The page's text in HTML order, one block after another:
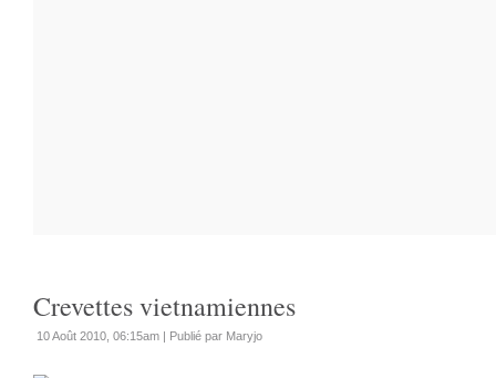
Crevettes vietnamiennes
10 Août 2010, 06:15am | Publié par Maryjo